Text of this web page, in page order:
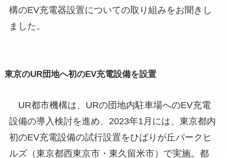
構のEV充電器設置についての取り組みをお聞きし
ました。
東京のUR団地へ初のEV充電設備を設置
UR都市機構は、URの団地内駐車場へのEV充電
設備の導入検討を進め、2023年1月には、東京都内
初のEV充電設備の試行設置をひばりが丘パークヒ
ルズ（東京都西東京市・東久留米市）で実施。都